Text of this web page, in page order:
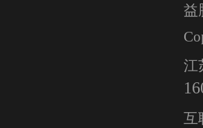
益
江
互